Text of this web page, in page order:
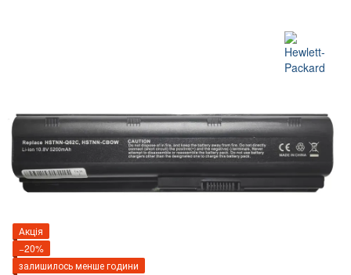
Акція
−20%
залишилось менше години